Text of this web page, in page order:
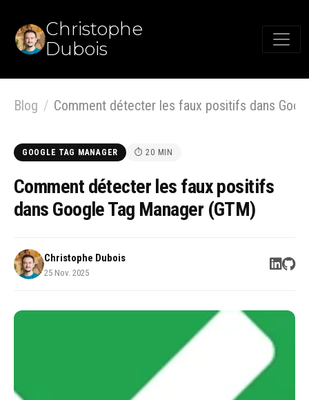
Christophe
Dubois
Blog Comment détecter les faux positifs dans Google Tag Manager
GOOGLE TAG MANAGER ⏱ 20 MIN
Comment détecter les faux positifs
dans Google Tag Manager (GTM)
Christophe Dubois
25 Nov. 2025